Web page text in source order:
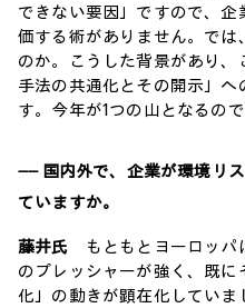
できない要因」ですので、
価する術がありません。で
のか。こうした背景があり
手法の共通化とその開示」
す。今年が1つの山となるの
―― 国内外で、企業が環境リ
ていますか。
藤井氏 もともとヨーロッパ
のプレッシャーが強く、既
化」の動きが顕在化していま